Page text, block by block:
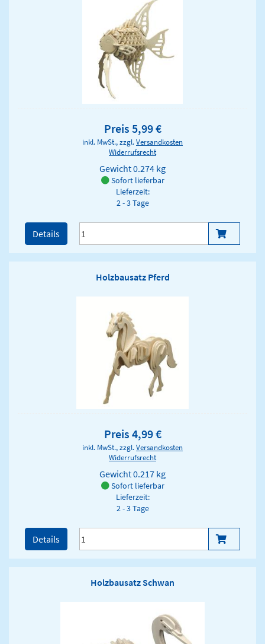
Preis 5,99 €
inkl. MwSt., zzgl.Versandkosten
Widerrufsrecht
Gewicht0.274 kg
Sofort lieferbar
Lieferzeit:
2 - 3 Tage
Details
Holzbausatz Pferd
Preis 4,99 €
inkl. MwSt., zzgl.Versandkosten
Widerrufsrecht
Gewicht0.217 kg
Sofort lieferbar
Lieferzeit:
2 - 3 Tage
Details
Holzbausatz Schwan